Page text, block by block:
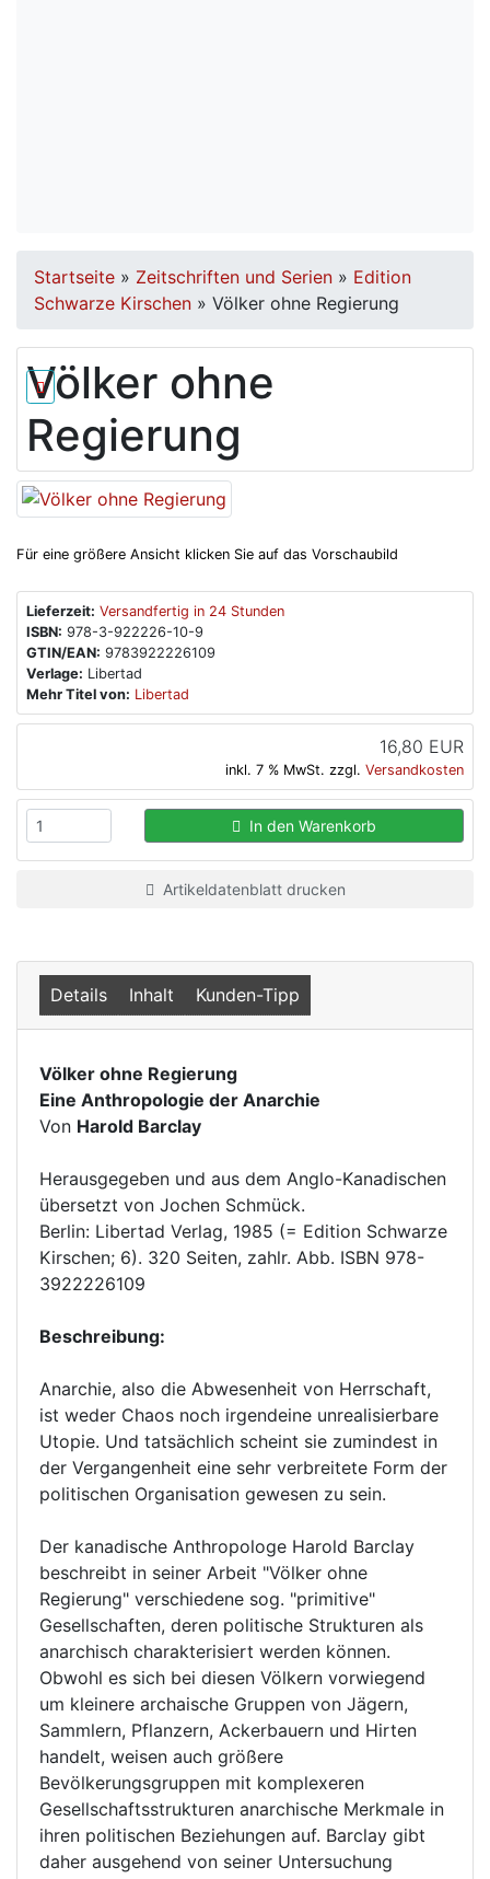
Startseite » Zeitschriften und Serien » Edition
Schwarze Kirschen » Völker ohne Regierung
Völker ohne
Regierung
Für eine größere Ansicht klicken Sie auf das Vorschaubild
Lieferzeit: Versandfertig in 24 Stunden
ISBN: 978-3-922226-10-9
GTIN/EAN: 9783922226109
Verlage: Libertad
Mehr Titel von: Libertad
16,80 EUR
inkl. 7 % MwSt. zzgl. Versandkosten
In den Warenkorb
Artikeldatenblatt drucken
Details Inhalt Kunden-Tipp
Völker ohne Regierung
Eine Anthropologie der Anarchie
Von Harold Barclay
Herausgegeben und aus dem Anglo-Kanadischen
übersetzt von Jochen Schmück.
Berlin: Libertad Verlag, 1985 (= Edition Schwarze
Kirschen; 6). 320 Seiten, zahlr. Abb. ISBN 978-
3922226109
Beschreibung:
Anarchie, also die Abwesenheit von Herrschaft,
ist weder Chaos noch irgendeine unrealisierbare
Utopie. Und tatsächlich scheint sie zumindest in
der Vergangenheit eine sehr verbreitete Form der
politischen Organisation gewesen zu sein.
Der kanadische Anthropologe Harold Barclay
beschreibt in seiner Arbeit "Völker ohne
Regierung" verschiedene sog. "primitive"
Gesellschaften, deren politische Strukturen als
anarchisch charakterisiert werden können.
Obwohl es sich bei diesen Völkern vorwiegend
um kleinere archaische Gruppen von Jägern,
Sammlern, Pflanzern, Ackerbauern und Hirten
handelt, weisen auch größere
Bevölkerungsgruppen mit komplexeren
Gesellschaftsstrukturen anarchische Merkmale in
ihren politischen Beziehungen auf. Barclay gibt
daher ausgehend von seiner Untersuchung